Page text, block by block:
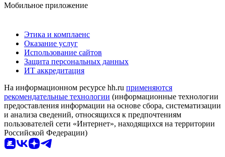
Мобильное приложение
Этика и комплаенс
Оказание услуг
Использование сайтов
Защита персональных данных
ИТ аккредитация
На информационном ресурсе hh.ru применяются
рекомендательные технологии (информационные технологии
предоставления информации на основе сбора, систематизации
и анализа сведений, относящихся к предпочтениям
пользователей сети «Интернет», находящихся на территории
Российской Федерации)